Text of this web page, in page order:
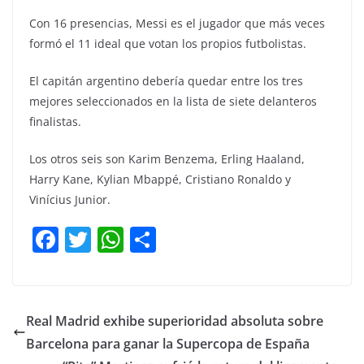
Con 16 presencias, Messi es el jugador que más veces
formó el 11 ideal que votan los propios futbolistas.
El capitán argentino debería quedar entre los tres
mejores seleccionados en la lista de siete delanteros
finalistas.
Los otros seis son Karim Benzema, Erling Haaland,
Harry Kane, Kylian Mbappé, Cristiano Ronaldo y
Vinícius Junior.
F
a
e
b
T
w
er
W
h
s
A
p
ar
Real Madrid exhibe superioridad absoluta sobre
Barcelona para ganar la Supercopa de España